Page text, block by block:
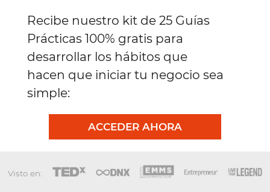
Recibe nuestro kit de 25 Guías
Prácticas 100% gratis para
desarrollar los hábitos que
hacen que iniciar tu negocio sea
simple:
ACCEDER AHORA
Visto en: